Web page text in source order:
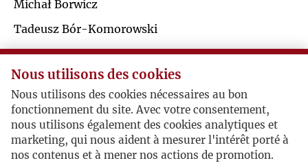
U
W
S
Ś
T
U
Michał Borwicz
Tadeusz Bór-Komorowski
Zdzisław Broncel
Witold Bronowski
Zbigniew Brzeziński
Jerzy Giedroyc / Eugeniusz Bajkowski
Nous utilisons des cookies
Nous utilisons des cookies nécessaires au bon
fonctionnement du site. Avec votre consentement,
nous utilisons également des cookies analytiques et
marketing, qui nous aident à mesurer l'intérêt porté à
nos contenus et à mener nos actions de promotion.